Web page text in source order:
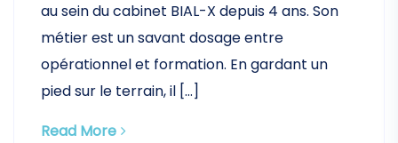
au sein du cabinet BIAL-X depuis 4 ans. Son
métier est un savant dosage entre
opérationnel et formation. En gardant un
pied sur le terrain, il […]
Read More